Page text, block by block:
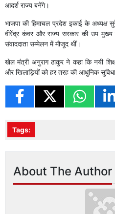
आदर्श राज्य बनेंगे।
भाजपा की हिमाचल प्रदेश इकाई के अध्यक्ष
वीरेंद्र कंवर और राज्य सरकार की उप
संवाददाता सम्मेलन में मौजूद थीं।
खेल मंत्री अनुराग ठाकुर ने कहा कि नयी
और खिलाड़ियों को हर तरह की आधुनिक
Tags:
About The Author